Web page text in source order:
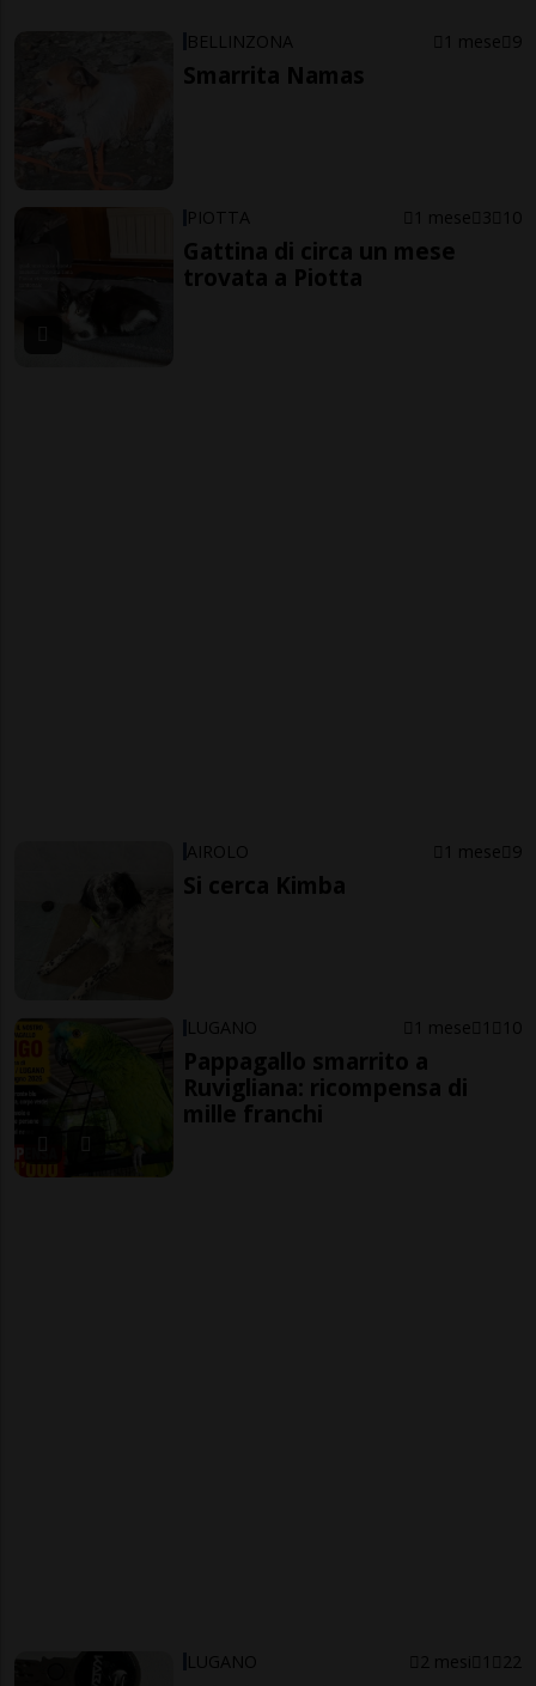
BELLINZONA 1 mese 9
Smarrita Namas
PIOTTA 1 mese 3 10
Gattina di circa un mese
trovata a Piotta
AIROLO 1 mese 9
Si cerca Kimba
LUGANO 1 mese 1 10
Pappagallo smarrito a
Ruvigliana: ricompensa di
mille franchi
LUGANO 2 mesi 1 22